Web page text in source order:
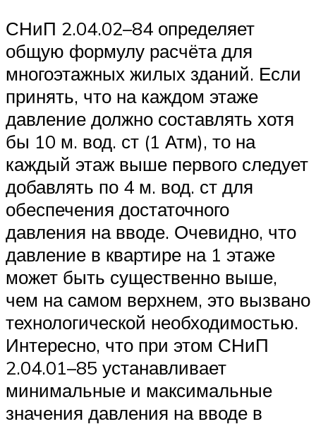
СНиП 2.04.02–84 определяет
общую формулу расчёта для
многоэтажных жилых зданий. Если
принять, что на каждом этаже
давление должно составлять хотя
бы 10 м. вод. ст (1 Атм), то на
каждый этаж выше первого следует
добавлять по 4 м. вод. ст для
обеспечения достаточного
давления на вводе. Очевидно, что
давление в квартире на 1 этаже
может быть существенно выше,
чем на самом верхнем, это вызвано
технологической необходимостью.
Интересно, что при этом СНиП
2.04.01–85 устанавливает
минимальные и максимальные
значения давления на вводе в